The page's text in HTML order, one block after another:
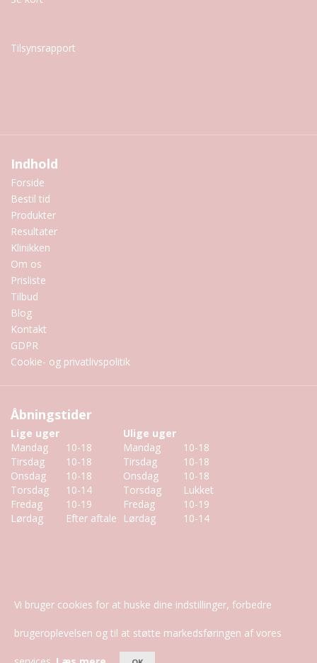
Tilsynsrapport
Indhold
Forside
Bestil tid
Produkter
Resultater
Klinikken
Om os
Prisliste
Tilbud
Blog
Kontakt
GDPR
Cookie- og privatlivspolitik
Åbningstider
Lige uger
Ulige uger
Mandag
10-18 Mandag
10-18
Tirsdag
10-18 Tirsdag
10-18
Onsdag
10-18 Onsdag
10-18
Torsdag
10-14 Torsdag
Lukket
Fredag
10-19 Fredag
10-19
Lørdag
Efter aftale Lørdag 10-14
Design og udvikling
Vi bruger cookies for at huske dine indstillinger, forbedre
brugeroplevelsen og til at støtte markedsføringen af vores